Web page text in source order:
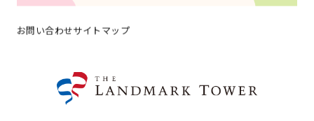
お問い合わせサイトマップ
て
サイトマップ